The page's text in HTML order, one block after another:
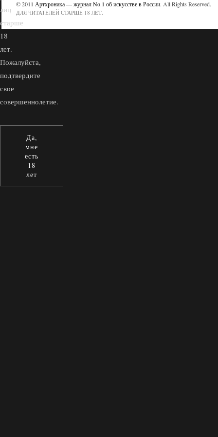
© 2011 Артхроника — журнал No.1 об искусстве в России. All Rights Reserved.
ДЛЯ ЧИТАТЕЛЕЙ СТАРШЕ 18 ЛЕТ.
лиц
старше
18
лет.
Пожалуйста,
подтвердите
свое
совершеннолетие.
Да,
мне
есть
18
лет